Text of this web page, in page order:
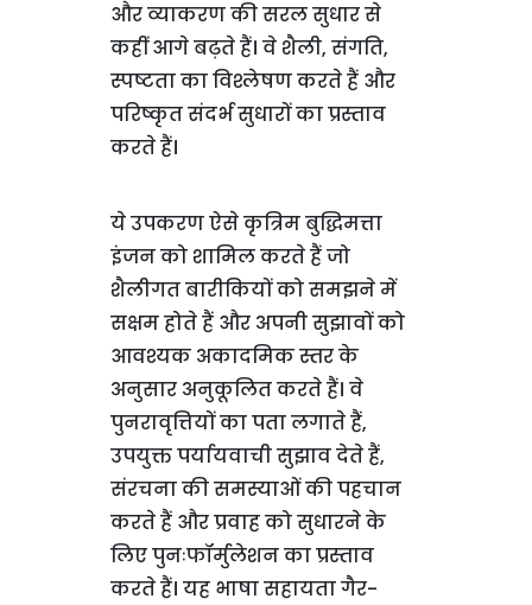
और व्याकरण की सरल सुधार से
कहीं आगे बढ़ते हैं। वे शैली, संगति,
स्पष्टता का विश्लेषण करते हैं और
परिष्कृत संदर्भ सुधारों का प्रस्ताव
करते हैं।
ये उपकरण ऐसे कृत्रिम बुद्धिमत्ता
इंजन को शामिल करते हैं जो
शैलीगत बारीकियों को समझने में
सक्षम होते हैं और अपनी सुझावों को
आवश्यक अकादमिक स्तर के
अनुसार अनुकूलित करते हैं। वे
पुनरावृत्तियों का पता लगाते हैं,
उपयुक्त पर्यायवाची सुझाव देते हैं,
संरचना की समस्याओं की पहचान
करते हैं और प्रवाह को सुधारने के
लिए पुनःफॉर्मुलेशन का प्रस्ताव
करते हैं। यह भाषा सहायता गैर-